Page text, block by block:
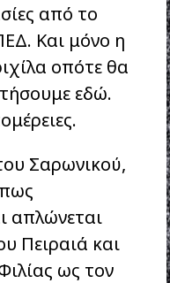
από το
Και μόνο η
οπότε θα
εδώ.
Σαρωνικού,
απλώνεται
Πειραιά και
ως τον